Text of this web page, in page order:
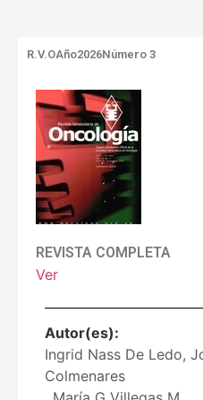
R.V.OAño2026Número 3
REVISTA COMPLETA
Ver
Autor(es):
Ingrid Nass De Ledo,
Colmenares